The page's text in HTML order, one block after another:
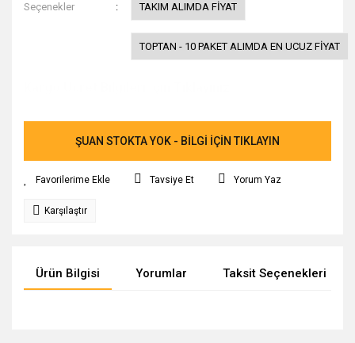
Seçenekler TAKIM ALIMDA FİYAT
TOPTAN - 10 PAKET ALIMDA EN UCUZ FİYAT
ŞUAN STOKTA YOK - BİLGİ İÇİN TIKLAYIN
Tavsiye Et Yorum Yaz
Karşılaştır
Ürün Bilgisi Yorumlar Taksit Seçenekleri